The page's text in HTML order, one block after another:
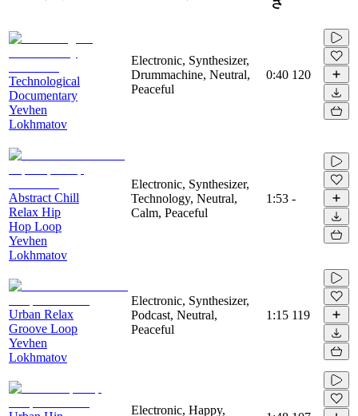
Technological
Documentary
Yevhen
Lokhmatov
Electronic, Synthesizer,
Drummachine, Neutral,
Peaceful
0:40 120
Abstract Chill
Relax Hip
Hop Loop
Yevhen
Lokhmatov
Electronic, Synthesizer,
Technology, Neutral,
Calm, Peaceful
1:53 -
Urban Relax
Groove Loop
Yevhen
Lokhmatov
Electronic, Synthesizer,
Podcast, Neutral,
Peaceful
1:15 119
Electronic, Happy,